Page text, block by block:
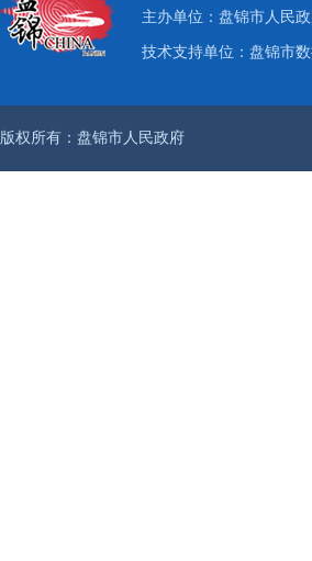
主办单位：盘锦市人
技术支持单位：盘锦市
版权所有：盘锦市人民政府